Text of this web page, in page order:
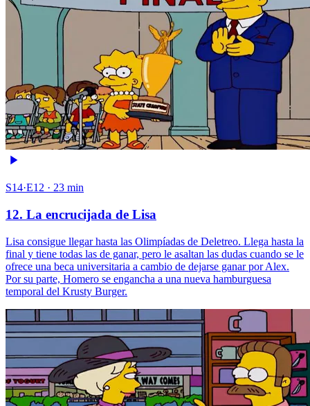
S14·E12 · 23 min
12. La encrucijada de Lisa
Lisa consigue llegar hasta las Olimpíadas de Deletreo. Llega hasta la
final y tiene todas las de ganar, pero le asaltan las dudas cuando se le
ofrece una beca universitaria a cambio de dejarse ganar por Alex.
Por su parte, Homero se engancha a una nueva hamburguesa
temporal del Krusty Burger.